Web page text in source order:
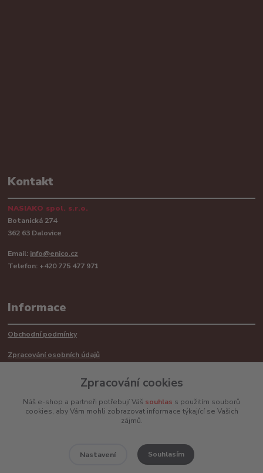
Kontakt
NASIAKO spol. s.r.o.
Botanická 274
362 63 Dalovice
Email: info@enico.cz
Telefon: +420 775 477 971
Informace
Obchodní podmínky
Zpracování osobních údajů
Mimosoudní řešení sporů ADR
Zpracování cookies
Náš e-shop a partneři potřebují Váš souhlas s použitím souborů
cookies, aby Vám mohli zobrazovat informace týkající se Vašich
zájmů.
Nastavení Souhlasím